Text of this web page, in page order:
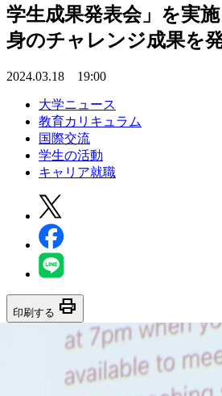
学生成果発表会」を実
身のチャレンジ成果を
2024.03.18 19:00
大学ニュース
教育カリキュラム
国際交流
学生の活動
キャリア就職
印刷する print